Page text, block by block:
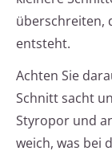
überschreiten,
entsteht.
Achten Sie
Schnitt sacht
Styropor und
weich, was bei